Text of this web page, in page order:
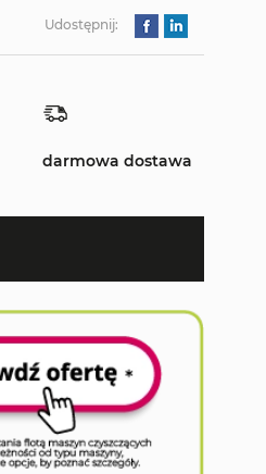
Udostępnij:
darmowa dostawa